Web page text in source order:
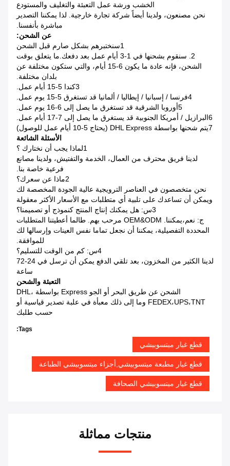
الخشب ورشة عمل التعبئة والتغليف والمستودع
نحن مصنعون، ولدينا أيضاً شركة تجارة خارجية. لذا يمكننا التصدير
مباشرة بأنفسنا.
عن الشحن:
1سنختبرهم بشكل صارم قبل الشحن
2. سنقوم بشحنها في 1-3 أيام عمل بعد دفعك.ما يتعلق بوقت
الشحن، فإنه عادة ما يكون 6-15 أيام، والتي ستكون مختلفة عن
بلدان مختلفة.
3كندا 5-15 أيام عمل.
4فرنسا / إسبانيا / إيطاليا / ألمانيا قد تستغرق 5-15 يوم عمل.
5أوروبا الشرقية قد تستغرق ما يصل إلى 6-16 يوم عمل.
6البرازيل / أمريكا الجنوبية قد يستغرق ما يصل إلى 7-17 أيام عمل.
7يتم شحنها بواسطة DHL Express (يحتاج 5-10 أيام عمل للوصول)
الأسئلة الشائعة
1لماذا يجب أن نختارك ؟
لدينا فريق محترف من العمال، الخدمة والتفتيش، ولدينا مصانع
فرعية خاصة بنا.
2ماذا عن سعرك؟
نحن متخصصون في العناصر الترويجية عالية الجودة المخصصة لك
ويمكن أن تساعدك على تلبية أي متطلبات مع الأسعار الأكثر معقولة
3س: هل يمكنك إنتاج المنتج كنموذج أو تصميمنا؟
ج: نعم،يمكننا. OEM&ODM مرحب بهم. طالما أعطيتنا المتطلبات
المحددة التفصيلية، يمكننا أن نجعل تماما نفس العينات وإرسالها لك
للموافقة.
4س: كم من الوقت للتسليم؟
لدينا الكثير من المخزون، بعد تلقي الدفع يمكن أن ترسل في 24-72
ساعة
التعبئة والشحن
الشحن عن طريق البحر أو الجو Express بواسطة DHL،
FEDEX،UPS،TNT وما إلى ذلك معبأة في علبة تصدير قياسية أو
حسب طلبك
Tags:
قطع غيار ميتسوبيشي
قطع غيار مطبعة ميتسوبيشي,أجزاء ميتسوبيشي الطباعة
قطع غيار ميتسوبيشي الصحافة
منتجات مماثلة